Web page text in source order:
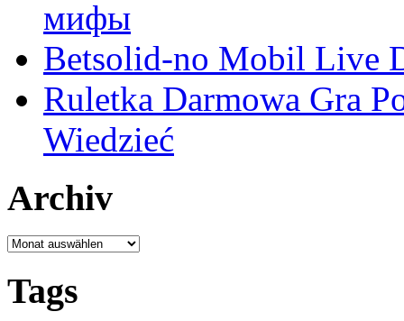
мифы
Betsolid-no Mobil Live
Ruletka Darmowa Gra
Wiedzieć
Archiv
Archiv
Tags